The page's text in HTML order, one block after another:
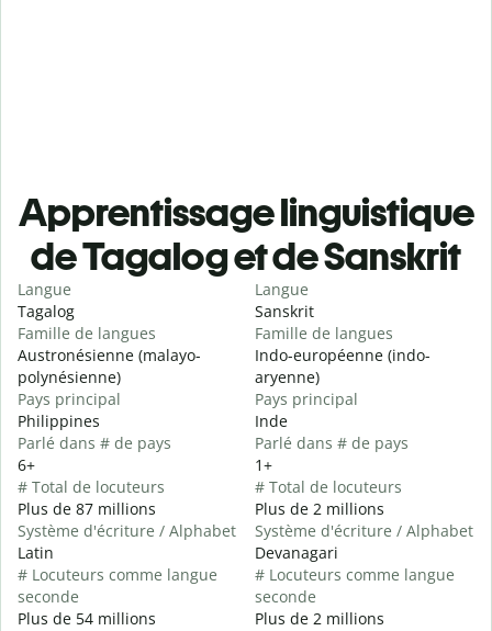
Apprentissage linguistique
de Tagalog et de Sanskrit
Langue
Tagalog
Famille de langues
Austronésienne (malayo-
polynésienne)
Pays principal
Philippines
Parlé dans # de pays
6+
# Total de locuteurs
Plus de 87 millions
Système d'écriture / Alphabet
Latin
# Locuteurs comme langue
seconde
Plus de 54 millions
Langue
Sanskrit
Famille de langues
Indo-européenne (indo-
aryenne)
Pays principal
Inde
Parlé dans # de pays
1+
# Total de locuteurs
Plus de 2 millions
Système d'écriture / Alphabet
Devanagari
# Locuteurs comme langue
seconde
Plus de 2 millions